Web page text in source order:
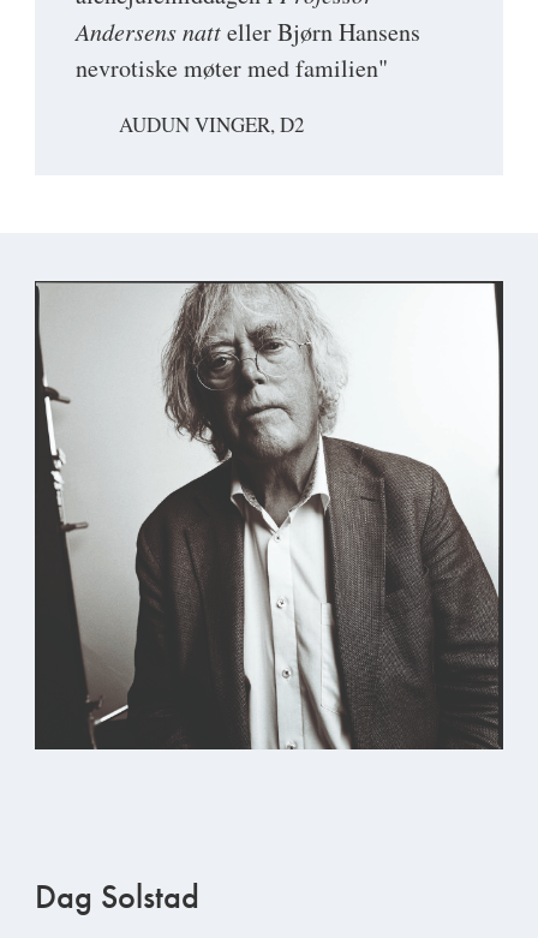
Andersens natteller Bjørn Hansens
nevrotiske møter med familien"
AUDUN VINGER, D2
Dag Solstad